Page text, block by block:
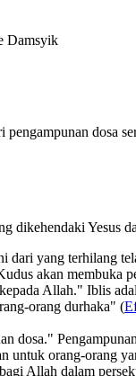
Damsyik
dosa
dikehendaki Yesus
yang terhilang
akan membuka
Allah." Iblis
orang durhaka" (
dosa."
untuk orang-orang
Allah dalam